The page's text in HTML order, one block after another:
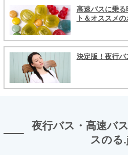
高速バスに乗
ト＆オススメ
決定版！夜行
夜行バス・高速バ
スのる